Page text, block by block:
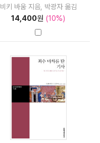
비키 바움 지음, 박광자 옮김
14,400원 (10%)